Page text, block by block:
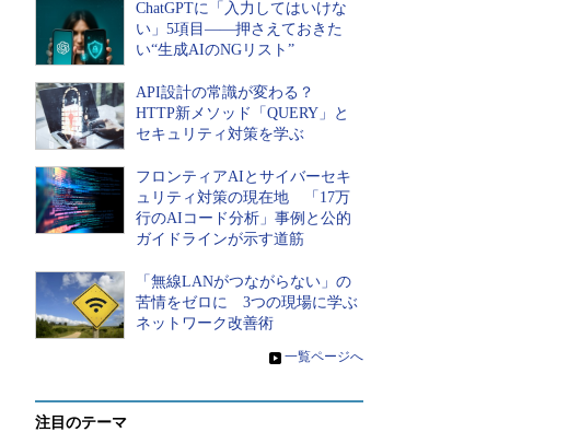
ChatGPTに「入力してはいけな
い」5項目――押さえておきた
い“生成AIのNGリスト”
API設計の常識が変わる？
HTTP新メソッド「QUERY」と
セキュリティ対策を学ぶ
フロンティアAIとサイバーセキ
ュリティ対策の現在地 「17万
行のAIコード分析」事例と公的
ガイドラインが示す道筋
「無線LANがつながらない」の
苦情をゼロに 3つの現場に学ぶ
ネットワーク改善術
» 一覧ページへ
注目のテーマ